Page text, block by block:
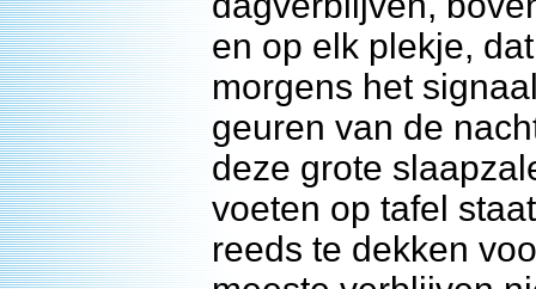
en op elk plekje,
morgens het
geuren van de
deze grote
voeten op tafel
reeds te dekken